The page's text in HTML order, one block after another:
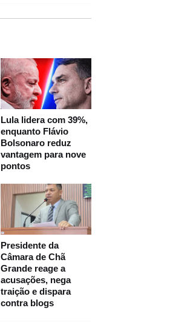
Lula lidera com 39%,
enquanto Flávio
Bolsonaro reduz
vantagem para nove
pontos
Presidente da
Câmara de Chã
Grande reage a
acusações, nega
traição e dispara
contra blogs